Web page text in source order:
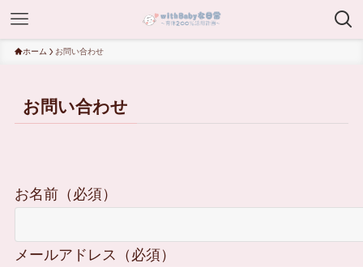
ホーム お問い合わせ
お問い合わせ
お名前（必須）
メールアドレス（必須）